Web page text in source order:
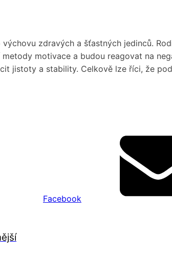
zdravých a šťastných jedinců.
motivace a budou reagovat na
jistoty a stability. Celkově lze říci, že
Facebook